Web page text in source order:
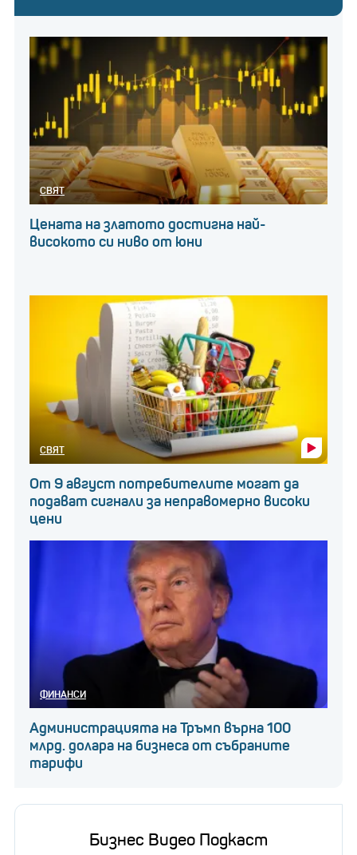
СВЯТ
Цената на златото достигна най-
високото си ниво от юни
СВЯТ
От 9 август потребителите могат да
подават сигнали за неправомерно високи
цени
ФИНАНСИ
Администрацията на Тръмп върна 100
млрд. долара на бизнеса от събраните
тарифи
Бизнес Видео Подкаст